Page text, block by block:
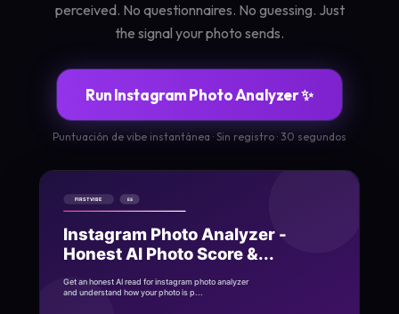
perceived. No questionnaires. No guessing. Just
the signal your photo sends.
Run Instagram Photo Analyzer ✨
Puntuación de vibe instantánea · Sin registro · 30 segundos